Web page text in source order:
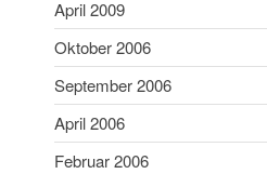
April 2009
Oktober 2006
September 2006
April 2006
Februar 2006